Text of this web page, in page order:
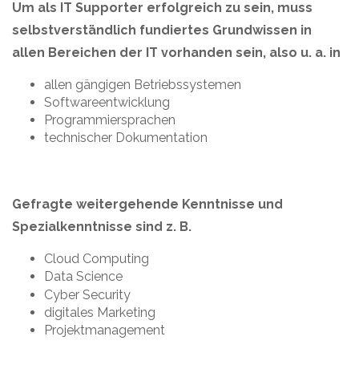
Um als IT Supporter erfolgreich zu sein, muss
selbstverständlich fundiertes Grundwissen in
allen Bereichen der IT vorhanden sein, also u. a. in
allen gängigen Betriebssystemen
Softwareentwicklung
Programmiersprachen
technischer Dokumentation
Gefragte weitergehende Kenntnisse und
Spezialkenntnisse sind z. B.
Cloud Computing
Data Science
Cyber Security
digitales Marketing
Projektmanagement